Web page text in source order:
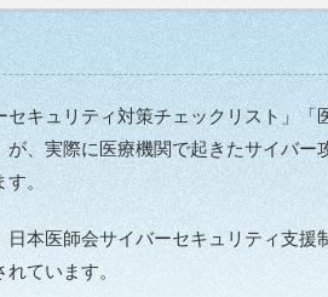
セキュリティ対策チェックリスト」
が、実際に医療機関で起きたサイバ
す。
本医師会サイバーセキュリティ支
ています。